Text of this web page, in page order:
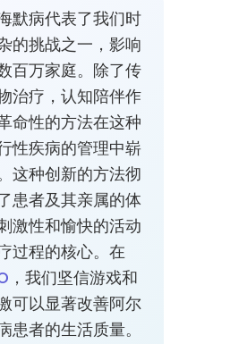
默病代表了我们时
的挑战之一，影响
百万家庭。除了传
治疗，认知陪伴作
命性的方法在这种
性疾病的管理中崭
这种创新的方法彻
患者及其亲属的体
激性和愉快的活动
过程的核心。在
，我们坚信游戏和
可以显著改善阿尔
患者的生活质量。